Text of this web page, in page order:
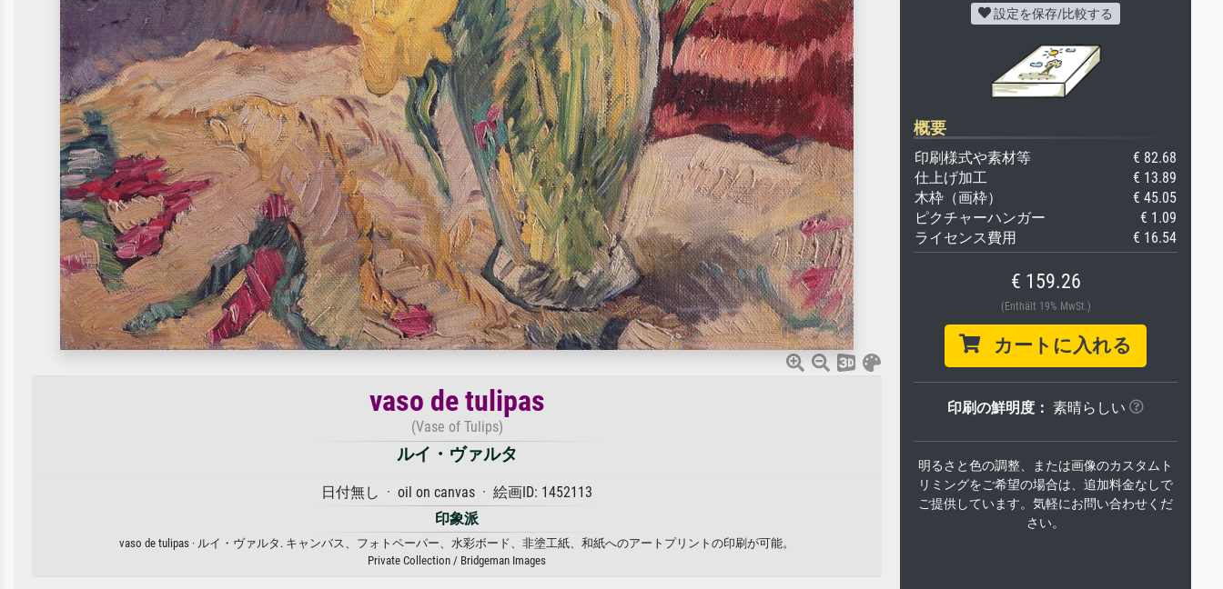
vaso de tulipas
(Vase of Tulips)
ルイ・ヴァルタ
日付無し · oil on canvas · 絵画ID: 1452113
印象派
vaso de tulipas · ルイ・ヴァルタ. キャンバス、フォトペーパー、水彩ボード、非塗工紙、和紙へのアートプリントの印刷が可能。
Private Collection / Bridgeman Images
設定を保存/比較する
概要
印刷様式や素材等
€ 82.68
仕上げ加工
€ 13.89
木枠（画枠）
€ 45.05
ピクチャーハンガー
€ 1.09
ライセンス費用
€ 16.54
€ 159.26
(Enthält 19% MwSt.)
カートに入れる
印刷の鮮明度： 素晴らしい
明るさと色の調整、または画像のカスタムト
リミングをご希望の場合は、追加料金なしで
ご提供しています。気軽にお問い合わせくだ
さい。